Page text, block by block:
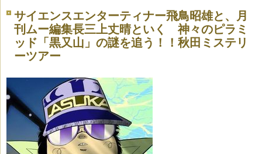
サイエンスエンターティナー飛鳥昭雄と、月
刊ムー編集長三上丈晴といく 神々のピラミ
ッド「黒又山」の謎を追う！！秋田ミステリ
ーツアー